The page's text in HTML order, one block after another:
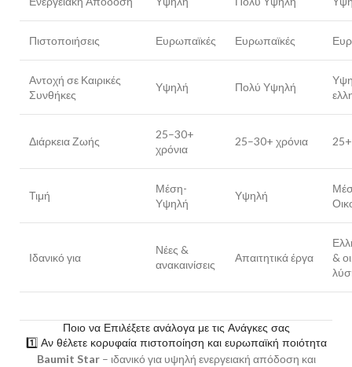
Πιστοποιήσεις Ευρωπαϊκές Ευρωπαϊκές
Αντοχή σε Καιρικές
Συνθήκες
Υψηλή Πολύ Υψηλή
Διάρκεια Ζωής
25–30+
χρόνια
25–30+ χρόνια
Τιμή
Μέση-
Υψηλή
Υψηλή
Ιδανικό για
Νέες &
ανακαινίσεις
Απαιτητικά έργα
&
Ποιο να Επιλέξετε ανάλογα με τις Ανάγκες σας
1️⃣ Αν θέλετε κορυφαία πιστοποίηση και ευρωπαϊκή ποιότητα
Baumit Star– ιδανικό για υψηλή ενεργειακή απόδοση και